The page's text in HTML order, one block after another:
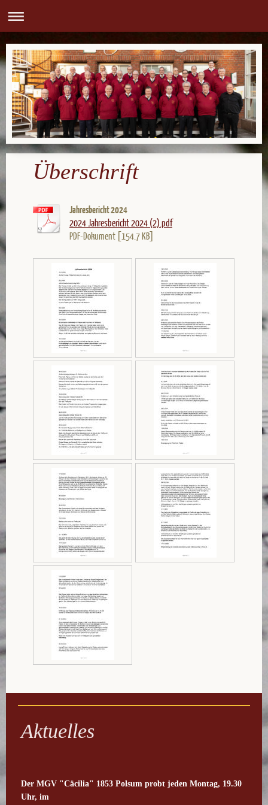
Überschrift
Jahresbericht 2024
2024 Jahresbericht 2024 (2).pdf
PDF-Dokument [154.7 KB]
Aktuelles
Der MGV "Cäcilia" 1853 Polsum probt jeden Montag, 19.30
Uhr, im